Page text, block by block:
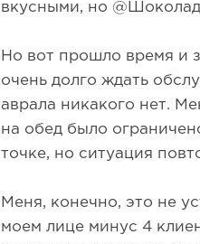
вкусными, но
Но вот прошло время и
очень долго ждать
аврала никакого нет.
на обед было
точке, но ситуация
Меня, конечно, это не
моем лице минус 4